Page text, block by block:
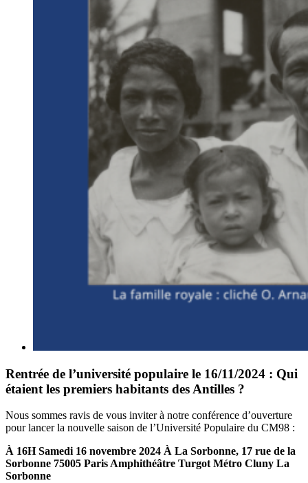
Rentrée de l’université populaire le 16/11/2024 : Qui
étaient les premiers habitants des Antilles ?
Nous sommes ravis de vous inviter à notre conférence d’ouverture
pour lancer la nouvelle saison de l’Université Populaire du CM98 :
À 16H Samedi 16 novembre 2024 À La Sorbonne, 17 rue de la
Sorbonne 75005 Paris Amphithéâtre Turgot Métro Cluny La
Sorbonne